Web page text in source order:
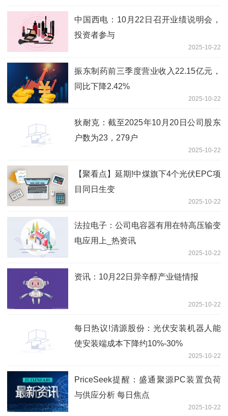
中国西电：10月22日召开业绩说明会，
投资者参与
2025-10-22
振东制药前三季度营业收入22.15亿元，
同比下降2.42%
2025-10-22
狄耐克：截至2025年10月20日公司股东
户数为23，279户
2025-10-22
【聚看点】延期!中煤旗下4个光伏EPC项
目同日生变
2025-10-22
法拉电子：公司电容器有用在特高压输变
电应用上_热资讯
2025-10-22
资讯：10月22日异辛醇产业链情报
2025-10-22
每日热议!清源股份：光伏安装机器人能
使安装端成本下降约10%-30%
2025-10-22
PriceSeek提醒：盛通聚源PC装置负荷
与供应分析 每日焦点
2025-10-22